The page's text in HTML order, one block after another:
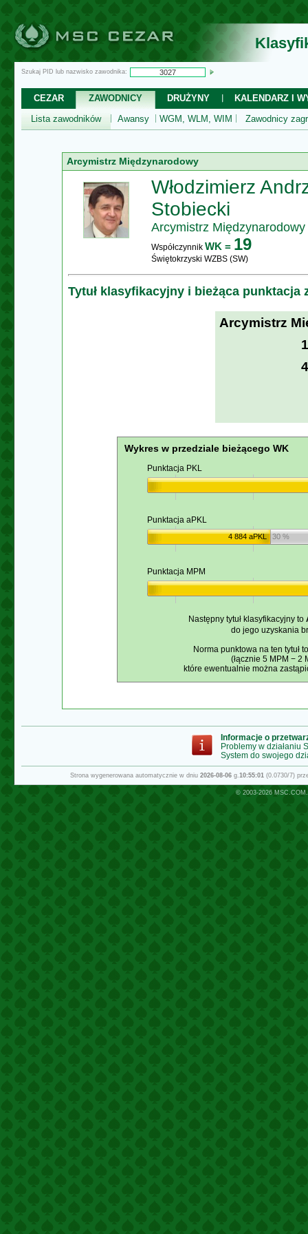
Szukaj PID lub nazwisko zawodnika:
CEZAR ZAWODNICY DRUŻYNY
KALENDARZ I
Lista zawodników
Awansy WGM, WLM, WIM Zawodnicy
Arcymistrz Międzynarodowy
Włodzimierz
Stobiecki
Arcymistrz Międzynarodowy
Współczynnik WK = 19
Świętokrzyski WZBS (SW)
Tytuł klasyfikacyjny i bieżąca punktacja
Arcymistrz
Wykres w przedziale bieżącego WK
Punktacja PKL
Punktacja aPKL
4 884 aPKL 30 %
Punktacja MPM
Następny tytuł klasyfikacyjny to
do jego uzyskania
Norma punktowa na ten tytuł
(łącznie 5 MPM − 2
które ewentualnie można
Informacje o
Problemy w działaniu
System do swojego
Strona wygenerowana automatycznie w dniu 2026-08-06g.10:55:01(0.0730/7)
© 2003-2026